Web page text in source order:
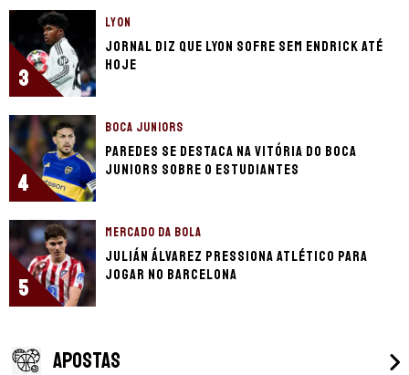
3
LYON
Jornal diz que Lyon sofre sem Endrick até
hoje
4
BOCA JUNIORS
Paredes se destaca na vitória do Boca
Juniors sobre o Estudiantes
5
MERCADO DA BOLA
Julián Álvarez pressiona Atlético para
jogar no Barcelona
APOSTAS